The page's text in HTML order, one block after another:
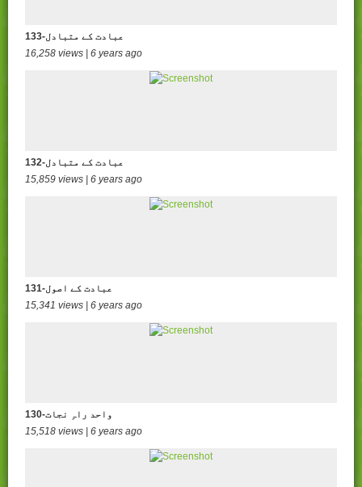
133-عبادت کے متبادل
16,258 views | 6 years ago
132-عبادت کے متبادل
15,859 views | 6 years ago
131-عبادت کے اصول
15,341 views | 6 years ago
130-واحد راہِ نجات
15,518 views | 6 years ago